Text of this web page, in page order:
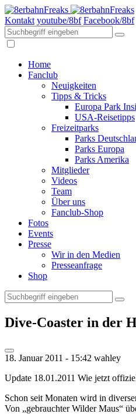
Kontakt youtube/8bf Facebook/8bf
Home
Fanclub
Neuigkeiten
Tipps & Tricks
Europa Park
USA-Reisetipps
Freizeitparks
Parks
Parks Europa
Parks Amerika
Mitglieder
Videos
Team
Über uns
Fanclub-Shop
Fotos
Events
Presse
Wir in den Medien
Presseanfrage
Shop
Dive-Coaster in der
18. Januar 2011 - 15:42 wahley
Update 18.01.2011 Wie jetzt
Schon seit Monaten wird in
Von „gebrauchter Wilder Maus“